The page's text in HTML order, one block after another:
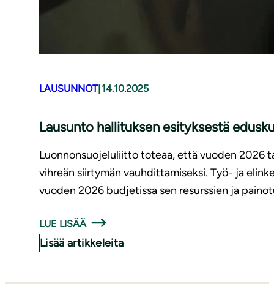
LAUSUNNOT|14.10.2025
Lausunto hallituksen esityksestä
Luonnonsuojeluliitto toteaa, että vuoden 2026
vihreän siirtymän vauhdittamiseksi. Työ- ja
vuoden 2026 budjetissa sen resurssien ja
LUE LISÄÄ
Lisää artikkeleita